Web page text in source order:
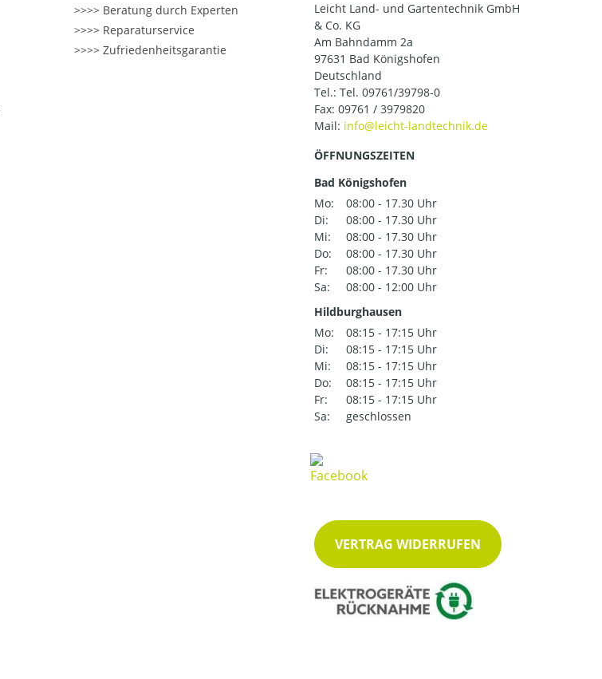
>> Beratung durch Experten
>> Reparaturservice
>> Zufriedenheitsgarantie
Leicht Land- und Gartentechnik GmbH
& Co. KG
Am Bahndamm 2a
97631 Bad Königshofen
Deutschland
Tel.: Tel. 09761/39798-0
Fax: 09761 / 3979820
Mail:
ÖFFNUNGSZEITEN
Bad Königshofen
Mo:
08:00 - 17.30 Uhr
Di:
08:00 - 17.30 Uhr
Mi:
08:00 - 17.30 Uhr
Do:
08:00 - 17.30 Uhr
Fr:
08:00 - 17.30 Uhr
Sa:
08:00 - 12:00 Uhr
Hildburghausen
Mo:
08:15 - 17:15 Uhr
Di:
08:15 - 17:15 Uhr
Mi:
08:15 - 17:15 Uhr
Do:
08:15 - 17:15 Uhr
Fr:
08:15 - 17:15 Uhr
Sa:
geschlossen
VERTRAG WIDERRUFEN